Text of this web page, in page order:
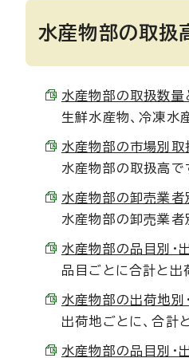
水産物部の取扱
水産物部の取扱数
生鮮水産物、冷凍水
水産物部の市場別
水産物部の取扱高で
水産物部の卸売業
水産物部の卸売業者
水産物部の品目別
品目ごとに合計と出
水産物部の出荷地
出荷地ごとに、合計
水産物部の品目別